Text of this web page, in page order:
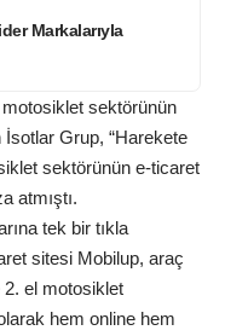
Markalarıyla
sektörünün
İsotlar Grup, “Harekete
sektörünün e-ticaret
atmıştı.
tek bir tıkla
sitesi Mobilup, araç
2. el motosiklet
hem online hem